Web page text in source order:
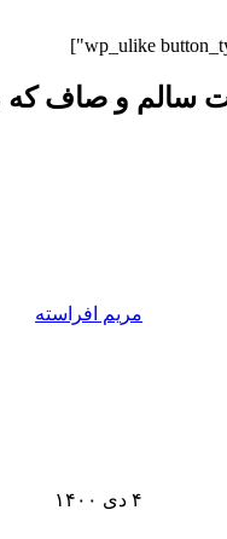
مریم افراسته
۴ دی ۱۴۰۰